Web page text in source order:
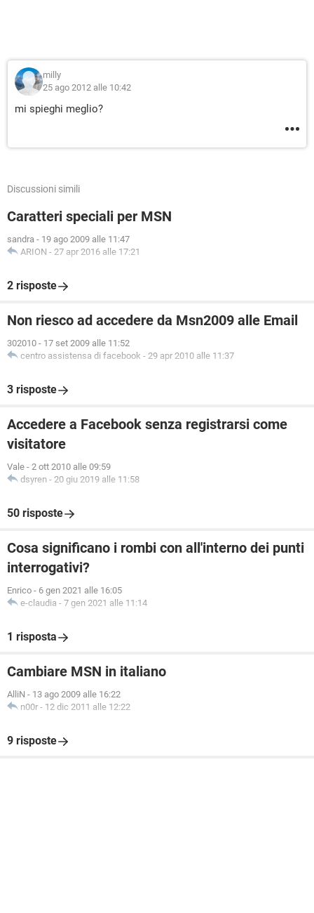
milly
25 ago 2012 alle 10:42
mi spieghi meglio?
Discussioni simili
Caratteri speciali per MSN
sandra - 19 ago 2009 alle 11:47
ARION - 27 apr 2016 alle 17:21
2 risposte
Non riesco ad accedere da Msn2009 alle Email
302010 - 17 set 2009 alle 11:52
centro assistensa di facebook - 29 apr 2010 alle 11:37
3 risposte
Accedere a Facebook senza registrarsi come
visitatore
Vale - 2 ott 2010 alle 09:59
dsyren - 20 giu 2019 alle 11:58
50 risposte
Cosa significano i rombi con all'interno dei punti
interrogativi?
Enrico - 6 gen 2021 alle 16:05
e-claudia - 7 gen 2021 alle 11:14
1 risposta
Cambiare MSN in italiano
AlliN - 13 ago 2009 alle 16:22
n00r - 12 dic 2011 alle 12:22
9 risposte